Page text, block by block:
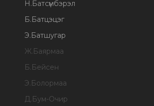
Н.Батсүмбэрэл
Б.Батцэцэг
Э.Батшугар
Ж.Баярмаа
Б.Бейсен
Э.Болормаа
Д.Бум-Очир